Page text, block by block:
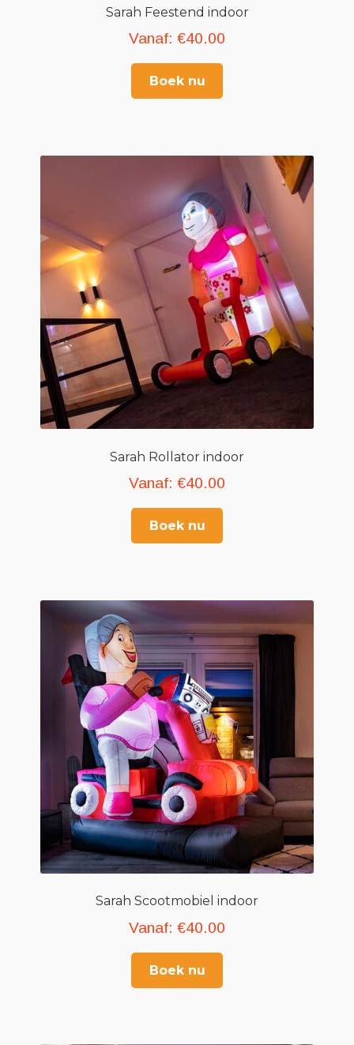
Sarah Feestend indoor
Vanaf: €40.00
Boek nu
Sarah Rollator indoor
Vanaf: €40.00
Boek nu
Sarah Scootmobiel indoor
Vanaf: €40.00
Boek nu